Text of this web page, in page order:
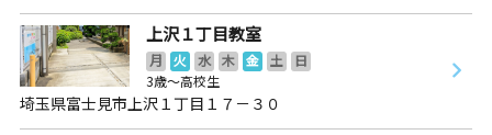
上沢１丁目教室
月 火 水 木 金 土
日
3歳～高校生
埼玉県富士見市上沢１丁目１７－３０